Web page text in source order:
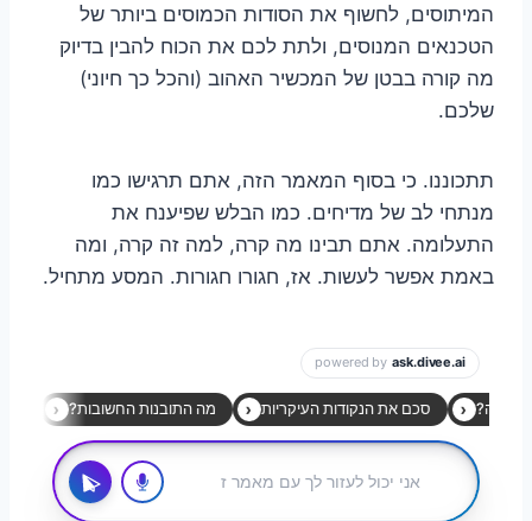
המיתוסים, לחשוף את הסודות הכמוסים ביותר של
הטכנאים המנוסים, ולתת לכם את הכוח להבין בדיוק
מה קורה בבטן של המכשיר האהוב (והכל כך חיוני)
שלכם.
תתכוננו. כי בסוף המאמר הזה, אתם תרגישו כמו
מנתחי לב של מדיחים. כמו הבלש שפיענח את
התעלומה. אתם תבינו מה קרה, למה זה קרה, ומה
באמת אפשר לעשות. אז, חגורו חגורות. המסע מתחיל.